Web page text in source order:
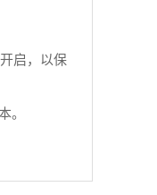
启，以保
。